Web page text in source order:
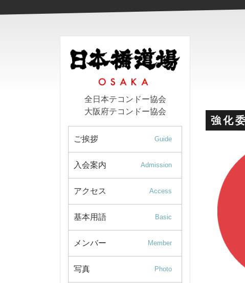
全日本テコンドー協会
大阪府テコンドー協会
ご挨拶 Guide
入会案内 Admission
アクセス Access
基本用語 Basic
メンバー Member
写真 Photo
強化